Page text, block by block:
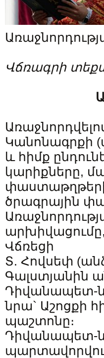
Վճռագրի
Կանոնագրքի
և հիմք
կարիքները,
ծրագրային
արխիվացումը,
Վճռեցի
Տ. Հովսեփ
Գալստյանին
Դիվանապետ-
նրա` Աշոցքի
պաշտոնը։
Դիվանապետ-